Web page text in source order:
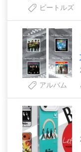
ビートルズ
アルバム